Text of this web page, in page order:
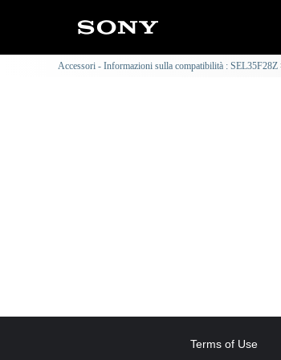
Accessori - Informazioni sulla compatibilità : SEL35F28Z
Terms of Use